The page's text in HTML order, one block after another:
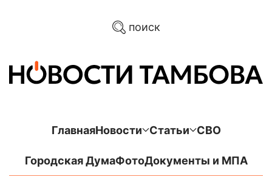
поиск
ГлавнаяНовости Статьи СВО
Городская ДумаФотоДокументы и МПА